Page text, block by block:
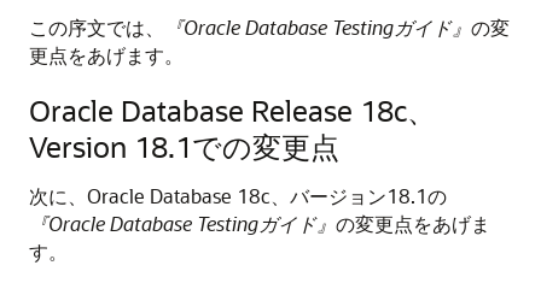
この序文では、 『Oracle Database Testingガイド』 の変
更点をあげます。
Oracle Database Release 18c、
Version 18.1での変更点
次に、Oracle Database 18c、バージョン18.1の
『Oracle Database Testingガイド』 の変更点をあげま
す。